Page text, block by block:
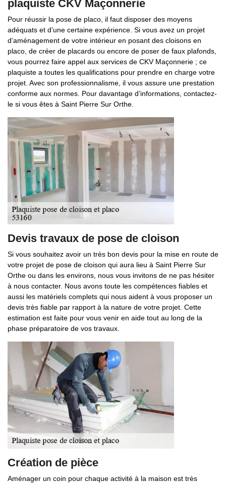
plaquiste CKV Maçonnerie
Pour réussir la pose de placo, il faut disposer des moyens
adéquats et d’une certaine expérience. Si vous avez un projet
d’aménagement de votre intérieur en posant des cloisons en
placo, de créer de placards ou encore de poser de faux plafonds,
vous pourrez faire appel aux services de CKV Maçonnerie ; ce
plaquiste a toutes les qualifications pour prendre en charge votre
projet. Avec son professionnalisme, il vous assure une prestation
conforme aux normes. Pour davantage d’informations, contactez-
le si vous êtes à Saint Pierre Sur Orthe.
Devis travaux de pose de cloison
Si vous souhaitez avoir un très bon devis pour la mise en route de
votre projet de pose de cloison qui aura lieu à Saint Pierre Sur
Orthe ou dans les environs, nous vous invitons de ne pas hésiter
à nous contacter. Nous avons toute les compétences fiables et
aussi les matériels complets qui nous aident à vous proposer un
devis très fiable par rapport à la nature de votre projet. Cette
estimation est faite pour vous venir en aide tout au long de la
phase préparatoire de vos travaux.
Création de pièce
Aménager un coin pour chaque activité à la maison est très